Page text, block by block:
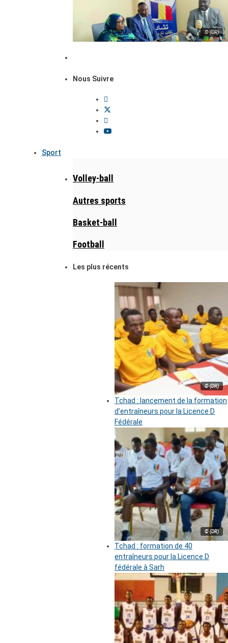
© (DR)
Nous Suivre
Sport
Volley-ball
Autres sports
Basket-ball
Football
Les plus récents
© (DR)
Tchad : lancement de la formation
d’entraîneurs pour la Licence D
Fédérale
© (DR)
Tchad : formation de 40
entraîneurs pour la Licence D
fédérale à Sarh